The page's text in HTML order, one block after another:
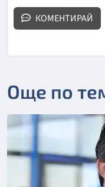
КОМЕНТИРАЙ
Още по